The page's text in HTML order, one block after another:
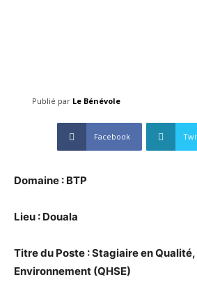
Publié par Le Bénévole
Facebook
Domaine : BTP
Lieu : Douala
Titre du Poste : Stagiaire en
Environnement (QHSE)